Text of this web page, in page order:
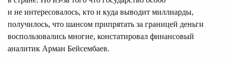
и не интересовалось, кто и куда выводит миллиарды,
получилось, что шансом припрятать за границей деньги
воспользовались многие, констатировал финансовый
аналитик Арман Бейсембаев.